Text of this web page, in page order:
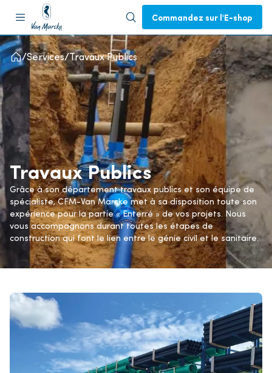
Commandez sur l'E-shop
Services Travaux Publics
Travaux Publics
Grâce à son département travaux publics et son équipe de
spécialiste, CFM-Van Marcke met à sa disposition toute son
expérience pour la partie « Enterré » de vos projets. Nous
vous accompagnons durant toutes les étapes de
construction qui font le lien entre le génie civil et le sanitaire.